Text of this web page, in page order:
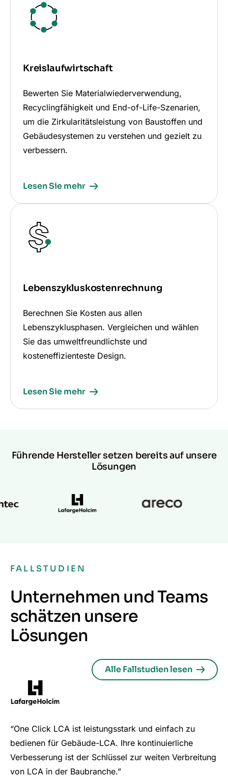
Kreislaufwirtschaft
Bewerten Sie Materialwiederverwendung,
Recyclingfähigkeit und End-of-Life-Szenarien,
um die Zirkularitätsleistung von Baustoffen und
Gebäudesystemen zu verstehen und gezielt zu
verbessern.
Lesen Sie mehr
Lebenszykluskostenrechnung
Berechnen Sie Kosten aus allen
Lebenszyklusphasen. Vergleichen und wählen
Sie das umweltfreundlichste und
kosteneffizienteste Design.
Lesen Sie mehr
Führende Hersteller setzen bereits auf unsere
Lösungen
FALLSTUDIEN
Unternehmen und Teams
schätzen unsere
Lösungen
Alle Fallstudien lesen
“One Click LCA ist leistungsstark und einfach zu
bedienen für Gebäude-LCA. Ihre kontinuierliche
Verbesserung ist der Schlüssel zur weiten Verbreitung
von LCA in der Baubranche.”